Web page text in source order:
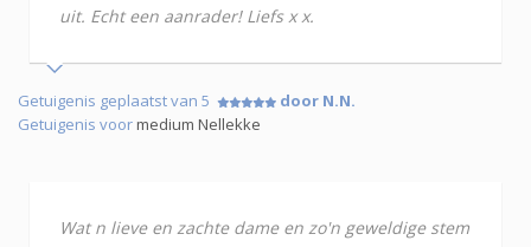
uit. Echt een aanrader! Liefs x x.
Getuigenis geplaatst van 5
door N.N.
Getuigenis voormedium Nellekke
Wat n lieve en zachte dame en zo'n geweldige stem